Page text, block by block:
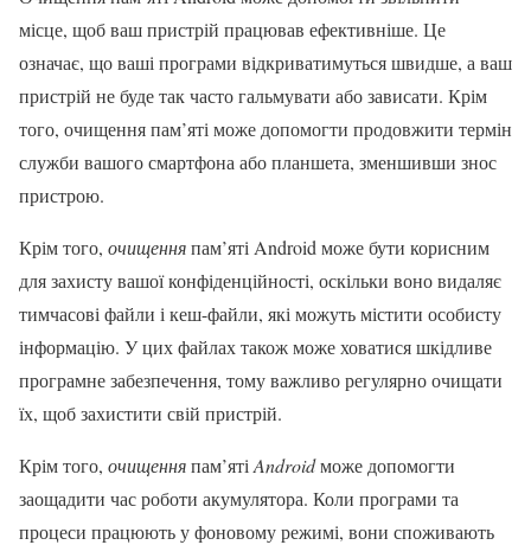
місце, щоб ваш пристрій працював ефективніше. Це
означає, що ваші програми відкриватимуться швидше, а ваш
пристрій не буде так часто гальмувати або зависати. Крім
того, очищення пам’яті може допомогти продовжити термін
служби вашого смартфона або планшета, зменшивши знос
пристрою.
Крім того, очищенняпам’яті Android може бути корисним
для захисту вашої конфіденційності, оскільки воно видаляє
тимчасові файли і кеш-файли, які можуть містити особисту
інформацію. У цих файлах також може ховатися шкідливе
програмне забезпечення, тому важливо регулярно очищати
їх, щоб захистити свій пристрій.
Крім того, очищенняпам’яті Androidможе допомогти
заощадити час роботи акумулятора. Коли програми та
процеси працюють у фоновому режимі, вони споживають